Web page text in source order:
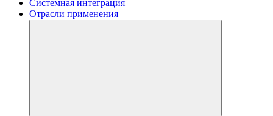
Системная интеграция
Отрасли применения